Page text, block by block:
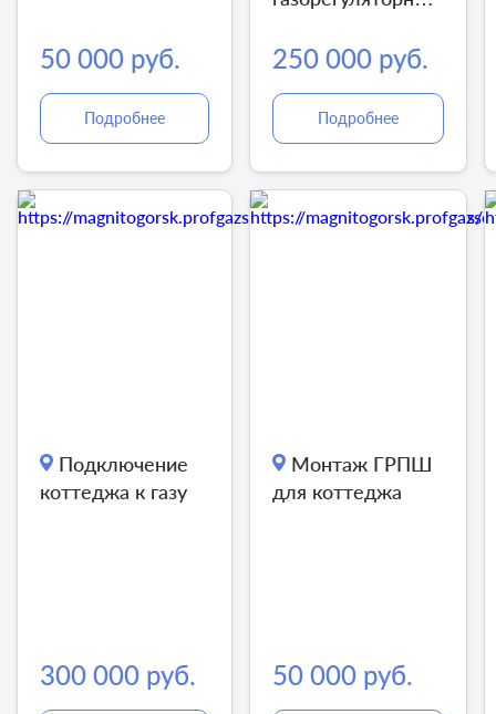
50 000 руб.
Подробнее
250 000 руб.
Подробнее
Подключение
коттеджа к газу
300 000 руб.
Монтаж ГРПШ
для коттеджа
50 000 руб.